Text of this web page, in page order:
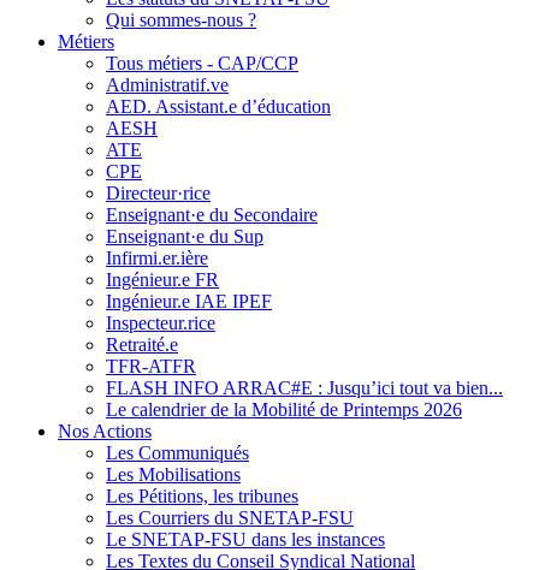
Qui sommes-nous ?
Métiers
Tous métiers - CAP/CCP
Administratif.ve
AED. Assistant.e d’éducation
AESH
ATE
CPE
Directeur·rice
Enseignant·e du Secondaire
Enseignant·e du Sup
Infirmi.er.ière
Ingénieur.e FR
Ingénieur.e IAE IPEF
Inspecteur.rice
Retraité.e
TFR-ATFR
FLASH INFO ARRAC#E : Jusqu’ici tout va bien...
Le calendrier de la Mobilité de Printemps 2026
Nos Actions
Les Communiqués
Les Mobilisations
Les Pétitions, les tribunes
Les Courriers du SNETAP-FSU
Le SNETAP-FSU dans les instances
Les Textes du Conseil Syndical National